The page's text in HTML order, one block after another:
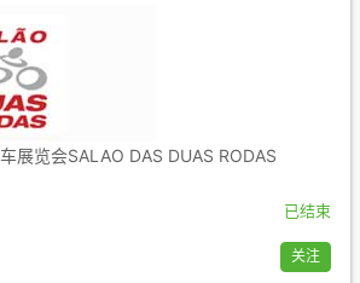
展览会SALAO DAS DUAS RODAS
已结束
关注